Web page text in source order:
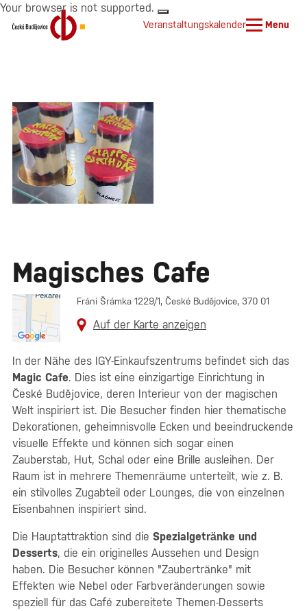
Your browser is not supported.
Veranstaltungskalender Menu
Magisches Cafe
Fráni Šrámka 1229/1, České Budějovice, 370 01
Auf der Karte anzeigen
In der Nähe des IGY-Einkaufszentrums befindet sich das
Magic Cafe. Dies ist eine einzigartige Einrichtung in
České Budějovice, deren Interieur von der magischen
Welt inspiriert ist. Die Besucher finden hier thematische
Dekorationen, geheimnisvolle Ecken und beeindruckende
visuelle Effekte und können sich sogar einen
Zauberstab, Hut, Schal oder eine Brille ausleihen. Der
Raum ist in mehrere Themenräume unterteilt, wie z. B.
ein stilvolles Zugabteil oder Lounges, die von einzelnen
Eisenbahnen inspiriert sind.
Die Hauptattraktion sind die Spezialgetränke und
Desserts, die ein originelles Aussehen und Design
haben. Die Besucher können "Zaubertränke" mit
Effekten wie Nebel oder Farbveränderungen sowie
speziell für das Café zubereitete Themen-Desserts